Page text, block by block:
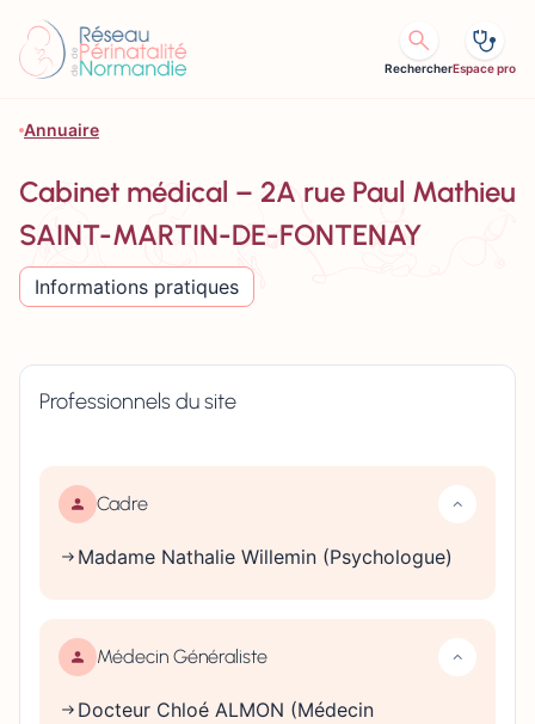
RechercherEspace pro
Annuaire
Cabinet médical – 2A rue Paul Mathieu
SAINT-MARTIN-DE-FONTENAY
Informations pratiques
Professionnels du site
Cadre
Madame Nathalie Willemin (Psychologue)
Médecin Généraliste
Docteur Chloé ALMON (Médecin